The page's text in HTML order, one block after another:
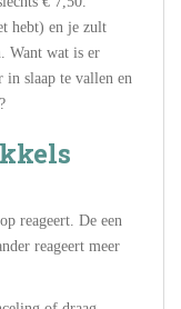
hebt) en je zult
Want wat is er
in slaap te vallen en
reageert. De een
reageert meer